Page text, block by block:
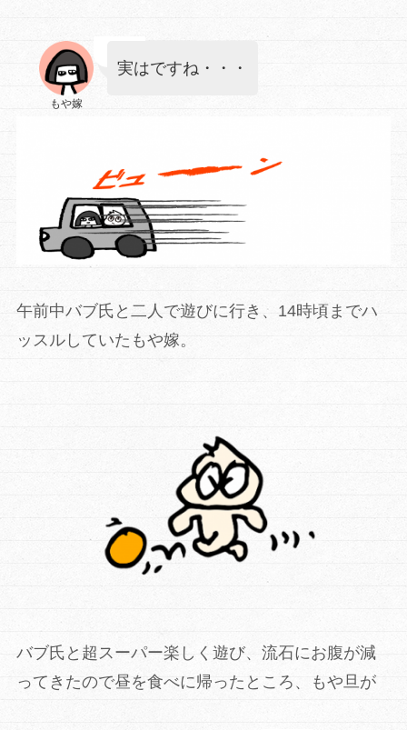
もや嫁
実はですね・・・
午前中バブ氏と二人で遊びに行き、14時頃までハ
ッスルしていたもや嫁。
バブ氏と超スーパー楽しく遊び、流石にお腹が減
ってきたので昼を食べに帰ったところ、もや旦が